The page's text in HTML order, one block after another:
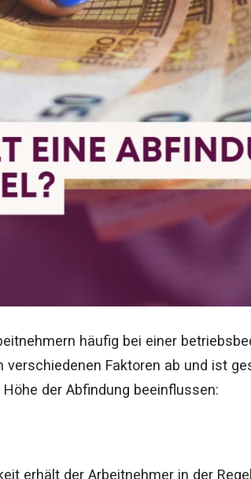
häufig bei einer
verschiedenen Faktoren ab und ist
der Abfindung beeinflussen:
erhält der Arbeitnehmer in der